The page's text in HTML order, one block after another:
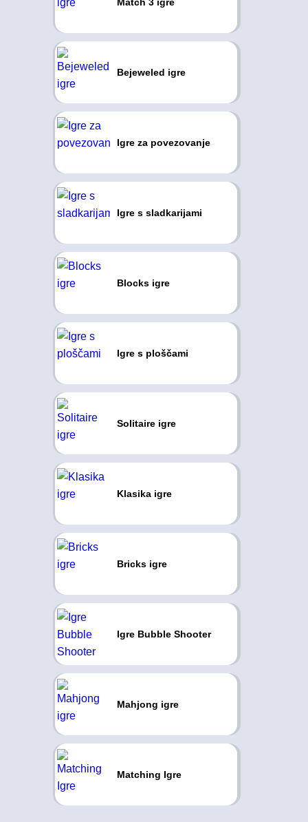
Bejeweled igre
Igre za povezovanje
Igre s sladkarijami
Blocks igre
Igre s ploščami
Solitaire igre
Klasika igre
Bricks igre
Igre Bubble Shooter
Mahjong igre
Matching Igre